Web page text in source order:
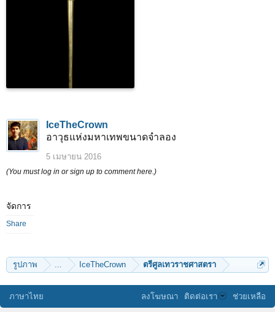
IceTheCrown
อาวุธแห่งมหาเทพขนาดจำลอง
5 เมษายน 2016
(You must log in or sign up to comment here.)
จัดการ
Share
รูปภาพ ... IceTheCrown ตรีศูลเทวราชศาสตรา
ภาษาไทย ลงโฆษณา ติดต่อเรา ช่วยเหลือ